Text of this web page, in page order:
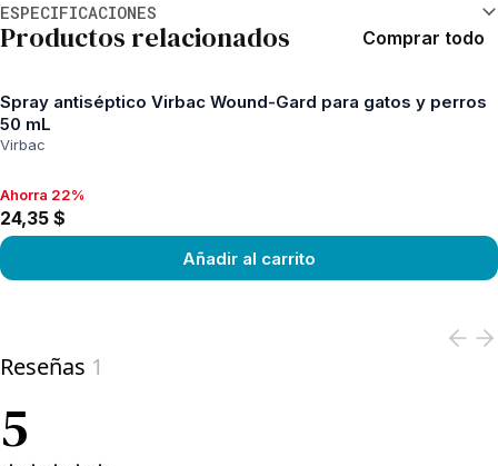
ESPECIFICACIONES
Productos relacionados Comprar todo
Spray antiséptico Virbac Wound-Gard para gatos y perros
50 mL
Virbac
Ahorra 22%, 24,35 $
Ahorra 22%
24,35 $
Añadir al carrito
Reseñas 1
5